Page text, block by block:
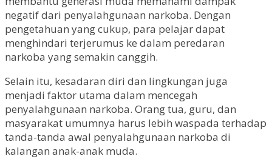
negatif dari penyalahgunaan narkoba. Dengan
pengetahuan yang cukup, para pelajar dapat
menghindari terjerumus ke dalam peredaran
narkoba yang semakin canggih.
Selain itu, kesadaran diri dan lingkungan juga
menjadi faktor utama dalam mencegah
penyalahgunaan narkoba. Orang tua, guru, dan
masyarakat umumnya harus lebih waspada terhadap
tanda-tanda awal penyalahgunaan narkoba di
kalangan anak-anak muda.